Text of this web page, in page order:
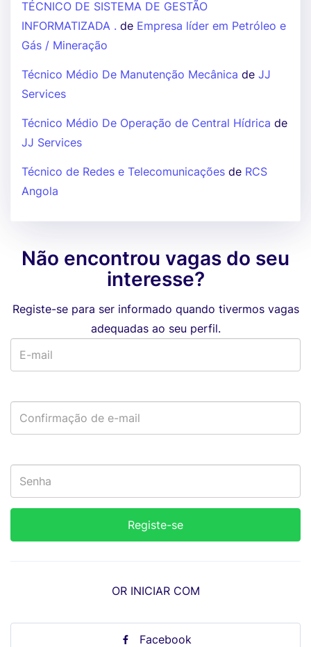
TÉCNICO DE SISTEMA DE GESTÃO
INFORMATIZADA . de Empresa líder em Petróleo e
Gás / Mineração
Técnico Médio De Manutenção Mecânica de JJ
Services
Técnico Médio De Operação de Central Hídrica de
JJ Services
Técnico de Redes e Telecomunicações de RCS
Angola
Não encontrou vagas do seu
interesse?
Registe-se para ser informado quando tivermos vagas
adequadas ao seu perfil.
OR INICIAR COM
Facebook